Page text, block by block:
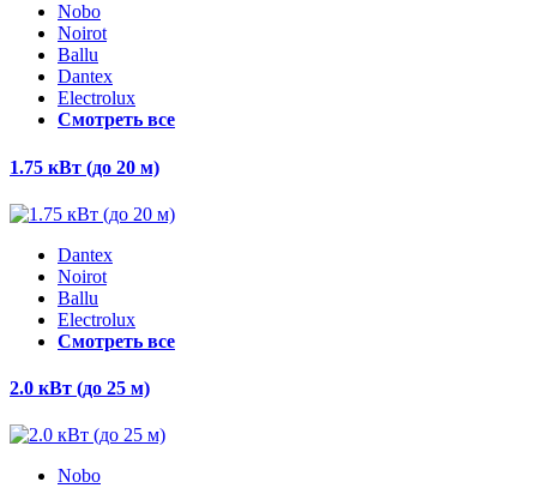
Nobo
Noirot
Ballu
Dantex
Electrolux
Смотреть все
1.75 кВт (до 20 м)
Dantex
Noirot
Ballu
Electrolux
Смотреть все
2.0 кВт (до 25 м)
Nobo